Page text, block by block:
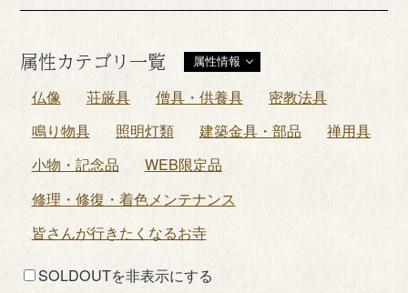
属性カテゴリ一覧 属性情報
仏像 荘厳具 僧具・供養具
密教法具
鳴り物具
照明灯類 建築金具・部品
禅用具
小物・記念品
WEB限定品
修理・修復・着色メンテナンス
皆さんが行きたくなるお寺
SOLDOUTを非表示にする